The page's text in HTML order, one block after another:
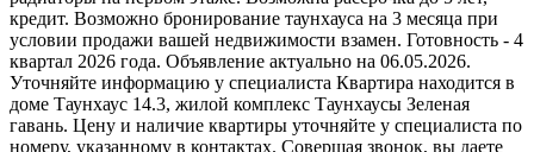
кредит. Возможно бронирование таунхауса на 3 месяца при
условии продажи вашей недвижимости взамен. Готовность - 4
квартал 2026 года. Объявление актуально на 06.05.2026.
Уточняйте информацию у специалиста Квартира находится в
доме Таунхаус 14.3, жилой комплекс Таунхаусы Зеленая
гавань. Цену и наличие квартиры уточняйте у специалиста по
номеру, указанному в контактах. Совершая звонок, вы даете